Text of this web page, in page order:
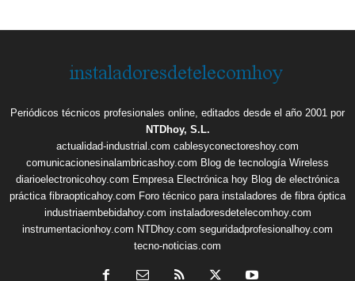
Periódicos técnicos profesionales online, editados desde el año 2001 por
NTDhoy, S.L.
actualidad-industrial.com cablesyconectoreshoy.com
comunicacionesinalambricashoy.com Blog de tecnología Wireless
diarioelectronicohoy.com Empresa Electrónica hoy Blog de electrónica
práctica fibraopticahoy.com Foro técnico para instaladores de fibra óptica
industriaembebidahoy.com instaladoresdetelecomhoy.com
instrumentacionhoy.com NTDhoy.com seguridadprofesionalhoy.com
tecno-noticias.com